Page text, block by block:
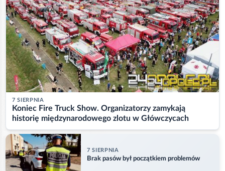
7 SIERPNIA
Koniec Fire Truck Show. Organizatorzy zamykają
historię międzynarodowego zlotu w Główczycach
7 SIERPNIA
Brak pasów był początkiem problemów